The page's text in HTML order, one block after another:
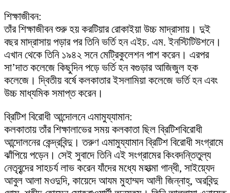
শিক্ষাজীবন:
তাঁর শিক্ষাজীবন শুরু হয় করটিয়ার রোকাইয়া উচ্চ মাদ্রাসায়। দুই
বছর মাদ্রাসায় পড়ার পর তিনি ভর্তি হন এইচ. এম. ইনস্টিটিউশনে।
এখান থেকে তিনি ১৯৪২ সনে মেট্রিকুলেশন পাশ করেন। এরপর
সা’দাত কলেজে কিছুদিন পড়ে ভর্তি হন বগুড়ার আজিজুল হক
কলেজে। দ্বিতীয় বর্ষে কলকাতার ইসলামিয়া কলেজে ভর্তি হন এবং
উচ্চ মাধ্যমিক সমাপ্ত করেন।
ব্রিটিশ বিরোধী আন্দোলনে এমামুয্যামান:
কলকাতায় তাঁর শিক্ষালাভের সময় কলকাতা ছিল ব্রিটিশবিরোধী
আন্দোলনের কেন্দ্রবিন্দু। তরুণ এমামুয্যামান ব্রিটিশ বিরোধী সংগ্রামে
ঝাঁপিয়ে পড়েন। সেই সুবাদে তিনি এই সংগ্রামের কিংবদন্তিতুল্য
নেতৃবৃন্দের সাহচর্য লাভ করেন যাঁদের মধ্যে মহাত্মা গান্ধী, সাইয়্যেদ
আবুল আলা মওদুদি, কায়েদে আযম মুহাম্মদ আলী জিন্নাহ্, অরবিন্দু